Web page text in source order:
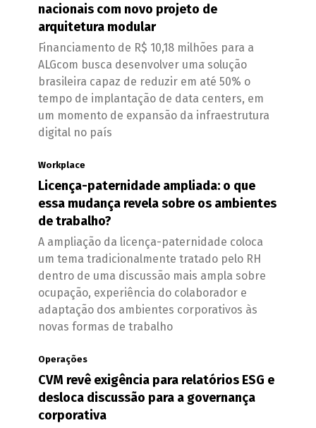
nacionais com novo projeto de
arquitetura modular
Financiamento de R$ 10,18 milhões para a
ALGcom busca desenvolver uma solução
brasileira capaz de reduzir em até 50% o
tempo de implantação de data centers, em
um momento de expansão da infraestrutura
digital no país
Workplace
Licença-paternidade ampliada: o que
essa mudança revela sobre os ambientes
de trabalho?
A ampliação da licença-paternidade coloca
um tema tradicionalmente tratado pelo RH
dentro de uma discussão mais ampla sobre
ocupação, experiência do colaborador e
adaptação dos ambientes corporativos às
novas formas de trabalho
Operações
CVM revê exigência para relatórios ESG e
desloca discussão para a governança
corporativa